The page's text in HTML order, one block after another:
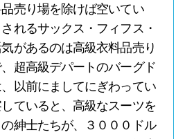
売り場を除けば空いてい
れるサックス・フィフス・
があるのは高級衣料品売り
超高級デパートのバーグド
以前にましてにぎわってい
ていると、高級なスーツを
紳士たちが、３０００ドル